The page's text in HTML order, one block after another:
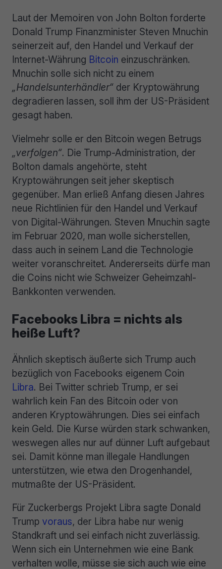
Laut der Memoiren von John Bolton forderte
Donald Trump Finanzminister Steven Mnuchin
seinerzeit auf, den Handel und Verkauf der
Internet-Währung Bitcoin einzuschränken.
Mnuchin solle sich nicht zu einem
„Handelsunterhändler“ der Kryptowährung
degradieren lassen, soll ihm der US-Präsident
gesagt haben.
Vielmehr solle er den Bitcoin wegen Betrugs
„verfolgen“. Die Trump-Administration, der
Bolton damals angehörte, steht
Kryptowährungen seit jeher skeptisch
gegenüber. Man erließ Anfang diesen Jahres
neue Richtlinien für den Handel und Verkauf
von Digital-Währungen. Steven Mnuchin sagte
im Februar 2020, man wolle sicherstellen,
dass auch in seinem Land die Technologie
weiter voranschreitet. Andererseits dürfe man
die Coins nicht wie Schweizer Geheimzahl-
Bankkonten verwenden.
Facebooks Libra = nichts als
heiße Luft?
Ähnlich skeptisch äußerte sich Trump auch
bezüglich von Facebooks eigenem Coin
Libra. Bei Twitter schrieb Trump, er sei
wahrlich kein Fan des Bitcoin oder von
anderen Kryptowährungen. Dies sei einfach
kein Geld. Die Kurse würden stark schwanken,
weswegen alles nur auf dünner Luft aufgebaut
sei. Damit könne man illegale Handlungen
unterstützen, wie etwa den Drogenhandel,
mutmaßte der US-Präsident.
Für Zuckerbergs Projekt Libra sagte Donald
Trump voraus, der Libra habe nur wenig
Standkraft und sei einfach nicht zuverlässig.
Wenn sich ein Unternehmen wie eine Bank
verhalten wolle, müsse sie sich auch wie eine